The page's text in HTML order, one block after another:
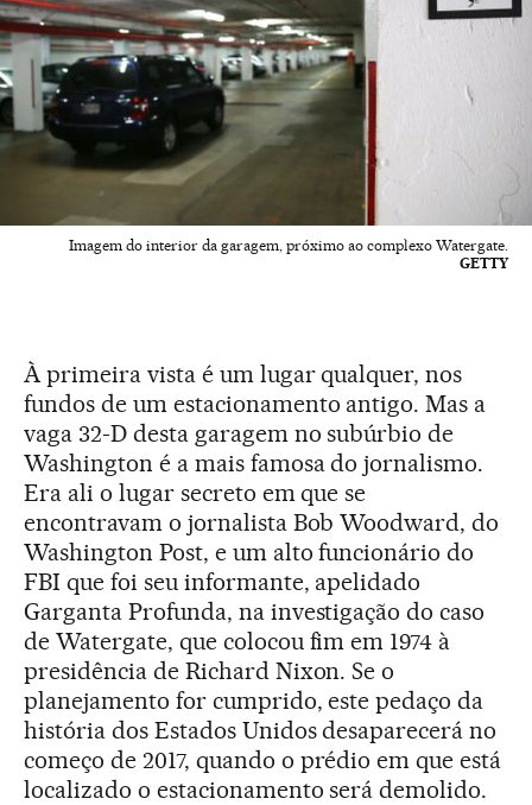
Imagem do interior da garagem, próximo ao complexo Watergate.
GETTY
À primeira vista é um lugar qualquer, nos
fundos de um estacionamento antigo. Mas a
vaga 32-D desta garagem no subúrbio de
Washington é a mais famosa do jornalismo.
Era ali o lugar secreto em que se
encontravam o jornalista Bob Woodward, do
Washington Post, e um alto funcionário do
FBI que foi seu informante, apelidado
Garganta Profunda, na investigação do caso
de Watergate, que colocou fim em 1974 à
presidência de Richard Nixon. Se o
planejamento for cumprido, este pedaço da
história dos Estados Unidos desaparecerá no
começo de 2017, quando o prédio em que está
localizado o estacionamento será demolido.